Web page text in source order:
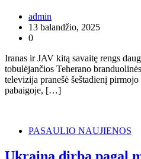
admin
13 balandžio, 2025
0
Iranas ir JAV kitą savaitę rengs
tobulėjančios Teherano
televizija pranešė šeštadienį
pabaigoje, […]
PASAULIO NAUJIENOS